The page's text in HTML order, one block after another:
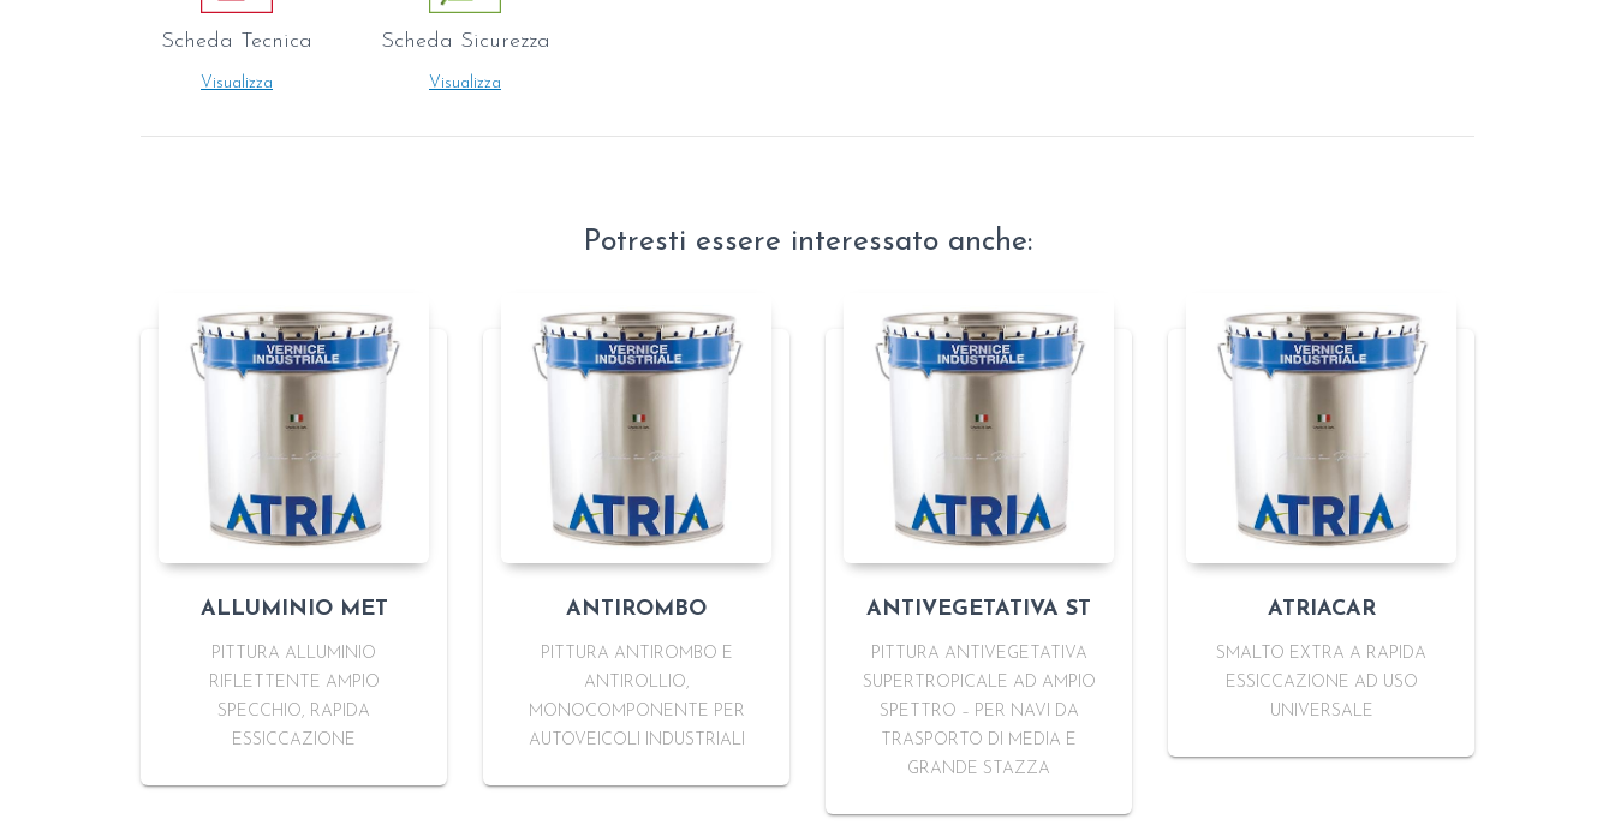
Scheda Tecnica
Visualizza
Scheda Sicurezza
Visualizza
Potresti essere interessato anche:
ALLUMINIO MET
PITTURA ALLUMINIO
RIFLETTENTE AMPIO
SPECCHIO, RAPIDA
ESSICCAZIONE
ANTIROMBO
PITTURA ANTIROMBO E
ANTIROLLIO,
MONOCOMPONENTE PER
AUTOVEICOLI INDUSTRIALI
ANTIVEGETATIVA ST
PITTURA ANTIVEGETATIVA
SUPERTROPICALE AD AMPIO
SPETTRO – PER NAVI DA
TRASPORTO DI MEDIA E
GRANDE STAZZA
ATRIACAR
SMALTO EXTRA A RAPIDA
ESSICCAZIONE AD USO
UNIVERSALE